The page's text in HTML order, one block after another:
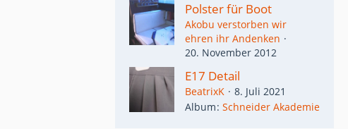
Polster für Boot
Akobu verstorben wir
ehren ihr Andenken
20. November 2012
E17 Detail
BeatrixK
8. Juli 2021
Album Schneider Akademie